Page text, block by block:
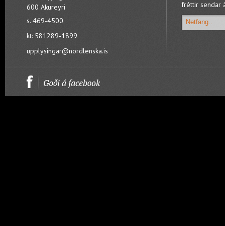
600 Akureyri
s. 469-4500
kt: 581289-1899
upplysingar@nordlenska.is
fréttir sendar